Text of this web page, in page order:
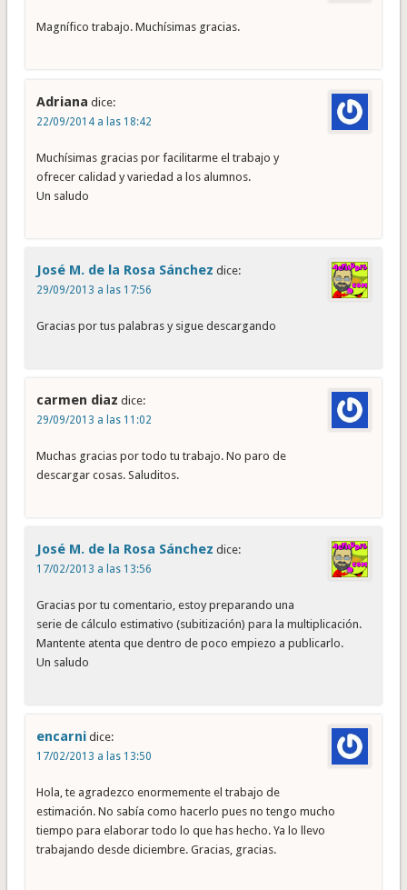
Magnífico trabajo. Muchísimas gracias.
Adriana dice:
22/09/2014 a las 18:42
Muchísimas gracias por facilitarme el trabajo y
ofrecer calidad y variedad a los alumnos.
Un saludo
José M. de la Rosa Sánchez dice:
29/09/2013 a las 17:56
Gracias por tus palabras y sigue descargando
carmen diaz dice:
29/09/2013 a las 11:02
Muchas gracias por todo tu trabajo. No paro de
descargar cosas. Saluditos.
José M. de la Rosa Sánchez dice:
17/02/2013 a las 13:56
Gracias por tu comentario, estoy preparando una
serie de cálculo estimativo (subitización) para la multiplicación.
Mantente atenta que dentro de poco empiezo a publicarlo.
Un saludo
encarni dice:
17/02/2013 a las 13:50
Hola, te agradezco enormemente el trabajo de
estimación. No sabía como hacerlo pues no tengo mucho
tiempo para elaborar todo lo que has hecho. Ya lo llevo
trabajando desde diciembre. Gracias, gracias.